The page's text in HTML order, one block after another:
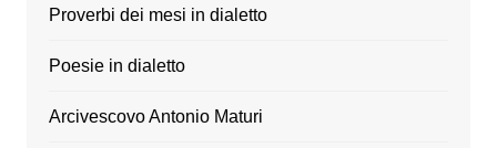
Proverbi dei mesi in dialetto
Poesie in dialetto
Arcivescovo Antonio Maturi